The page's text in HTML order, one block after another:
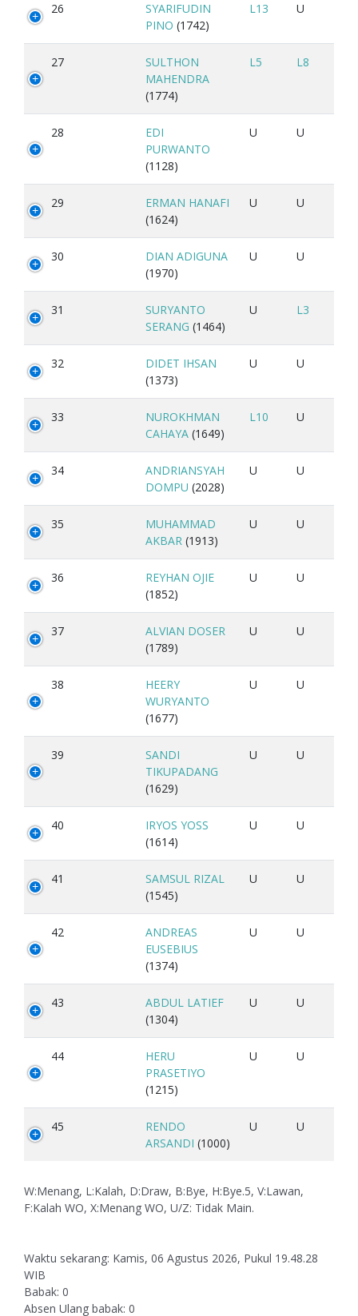
26
SYARIFUDIN
PINO (1742)
L13 U
27
SULTHON
MAHENDRA
(1774)
L5 L8
28
EDI
PURWANTO
(1128)
U U
29
ERMAN HANAFI
(1624)
U U
30
DIAN ADIGUNA
(1970)
U U
31
SURYANTO
SERANG (1464)
U L3
32
DIDET IHSAN
(1373)
U U
33
NUROKHMAN
CAHAYA (1649)
L10 U
34
ANDRIANSYAH
DOMPU (2028)
U U
35
MUHAMMAD
AKBAR (1913)
U U
36
REYHAN OJIE
(1852)
U U
37
ALVIAN DOSER
(1789)
U U
38
HEERY
WURYANTO
(1677)
U U
39
SANDI
TIKUPADANG
(1629)
U U
40
IRYOS YOSS
(1614)
U U
41
SAMSUL RIZAL
(1545)
U U
42
ANDREAS
EUSEBIUS
(1374)
U U
43
ABDUL LATIEF
(1304)
U U
44
HERU
PRASETIYO
(1215)
U U
45
RENDO
ARSANDI (1000)
U U
W:Menang, L:Kalah, D:Draw, B:Bye, H:Bye.5, V:Lawan,
F:Kalah WO, X:Menang WO, U/Z: Tidak Main.
Waktu sekarang: Kamis, 06 Agustus 2026, Pukul 19.48.28
WIB
Babak: 0
Absen Ulang babak: 0